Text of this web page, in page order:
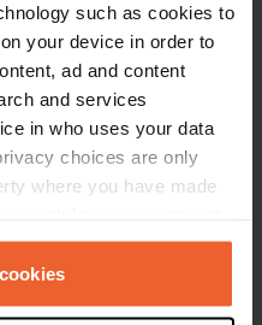
such as cookies to
your device in order to
ad and content
and services
in who uses your data
choices are only
where you have made
or by clicking on
ici ?